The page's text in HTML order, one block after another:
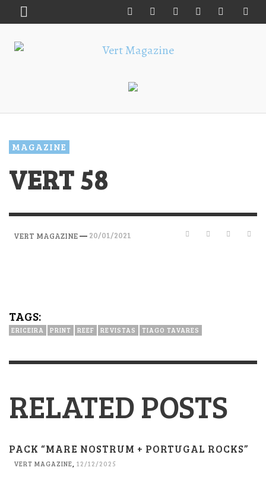
MAGAZINE
VERT 58
VERT MAGAZINE— 20/01/2021
TAGS:
ERICEIRA PRINT REEF REVISTAS TIAGO TAVARES
RELATED POSTS
PACK “MARE NOSTRUM + PORTUGAL ROCKS”
VERT MAGAZINE 12/12/2025